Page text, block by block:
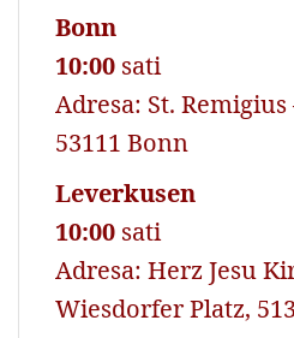
Bonn
10:00 sati
Adresa: St.
53111 Bonn
Leverkusen
10:00 sati
Adresa: Herz Jesu
Wiesdorfer Platz,